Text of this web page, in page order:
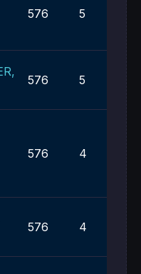
576 5
576 5
576 4
576 4